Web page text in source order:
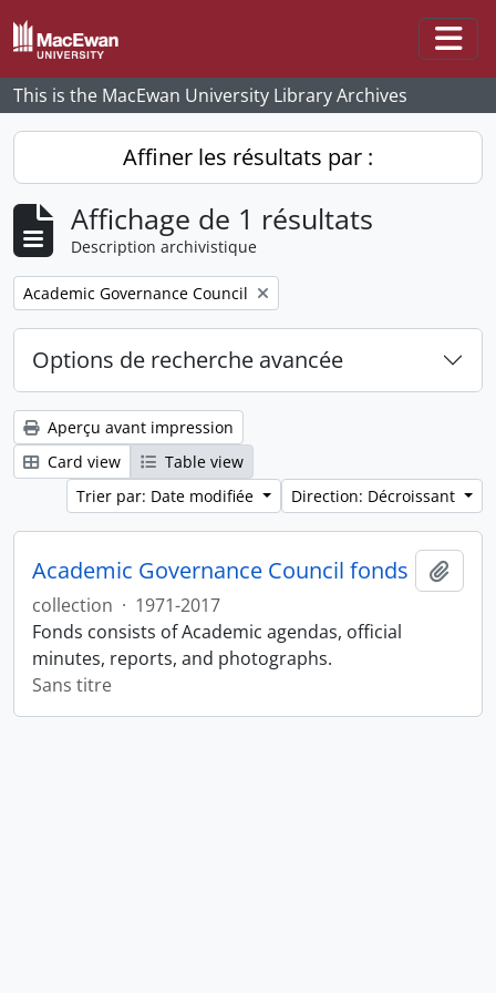
Skip to main content
This is the MacEwan University Library Archives
Affiner les résultats par :
Affichage de 1 résultats
Description archivistique
Remove filter:
Academic Governance Council
Options de recherche avancée
Aperçu avant impression
Card view
Table view
Trier par: Date modifiée
Direction: Décroissant
Academic Governance Council fonds
collection · 1971-2017
Fonds consists of Academic agendas, official
minutes, reports, and photographs.
Sans titre